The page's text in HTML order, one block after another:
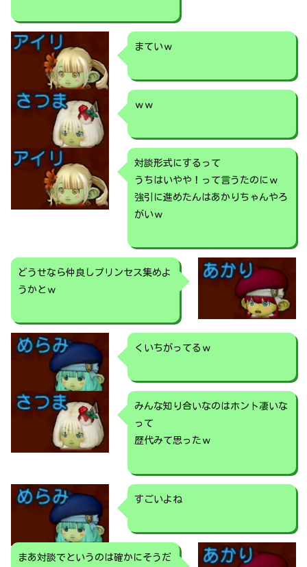
まていｗ
ｗｗ
対談形式にするって
うちはいやや！って言うたのにｗ
強引に進めたんはあかりちゃんやろ
がいｗ
どうせなら仲良しプリンセス集めよ
うかとｗ
くいちがってるｗ
みんな知り合いなのはホント凄いな
って
歴代みて思ったｗ
すごいよね
まあ対談でというのは確かにそうだ